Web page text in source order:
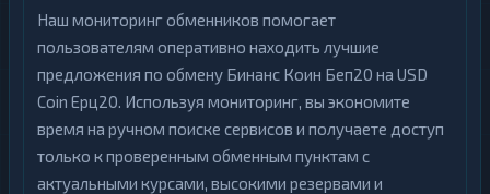
Наш мониторинг обменников помогает
пользователям оперативно находить лучшие
предложения по обмену Бинанс Коин Беп20 на USD
Coin Ерц20. Используя мониторинг, вы экономите
время на ручном поиске сервисов и получаете доступ
только к проверенным обменным пунктам с
актуальными курсами, высокими резервами и